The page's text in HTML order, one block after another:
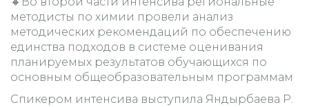
методисты по химии провели анализ
методических рекомендаций по обеспечению
единства подходов в системе оценивания
планируемых результатов обучающихся по
основным общеобразовательным программам
Спикером интенсива выступила Яндырбаева Р.